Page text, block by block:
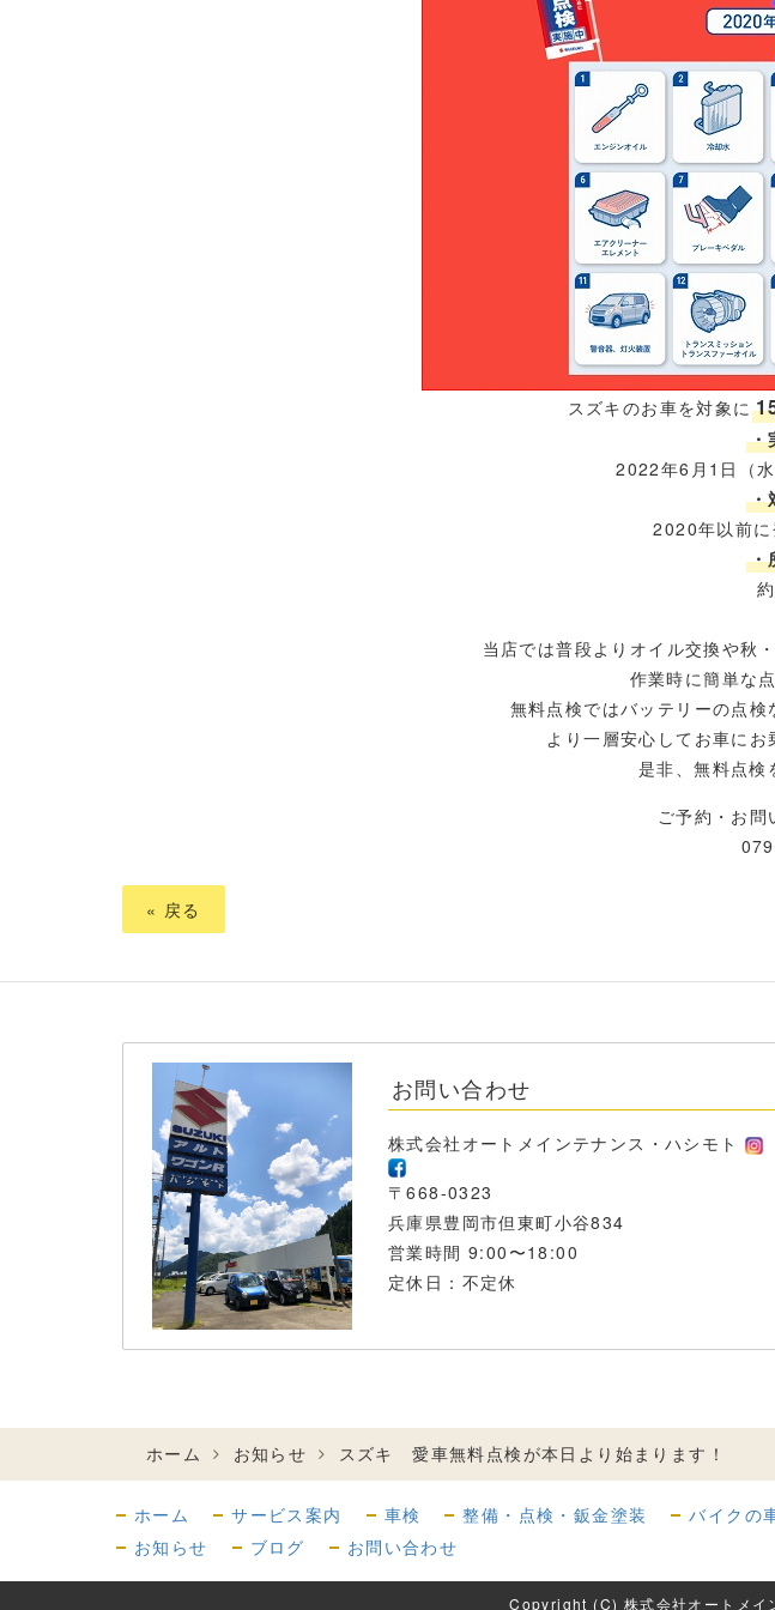
スズキのお車を対象に
・
2022年6月1日（
・
2020年以前
・
当店では普段よりオイル交換や秋
作業時に簡単な
無料点検ではバッテリーの点検
より一層安心してお車に
是非、無料点検
ご予約・お問
« 戻る
お問い合わせ
株式会社オートメインテナンス・ハシモト
〒668-0323
兵庫県豊岡市但東町小谷834
営業時間 9:00〜18:00
定休日：不定休
ホーム お知らせ スズキ 愛車無料点検が本日より始まります！
ホーム サービス案内 車検 整備・点検・鈑金塗装 バイクの
お知らせ
ブログ お問い合わせ
Copyright (C) 株式会社オートメ